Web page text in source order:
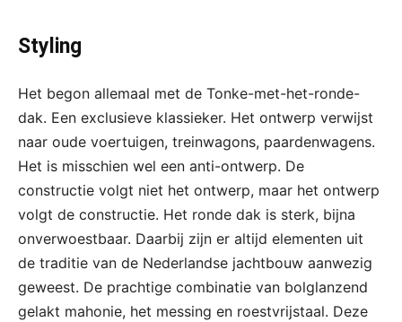
Styling
Het begon allemaal met de Tonke-met-het-ronde-
dak. Een exclusieve klassieker. Het ontwerp verwijst
naar oude voertuigen, treinwagons, paardenwagens.
Het is misschien wel een anti-ontwerp. De
constructie volgt niet het ontwerp, maar het ontwerp
volgt de constructie. Het ronde dak is sterk, bijna
onverwoestbaar. Daarbij zijn er altijd elementen uit
de traditie van de Nederlandse jachtbouw aanwezig
geweest. De prachtige combinatie van bolglanzend
gelakt mahonie, het messing en roestvrijstaal. Deze